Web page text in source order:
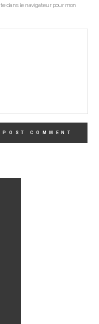
dans le navigateur pour mon